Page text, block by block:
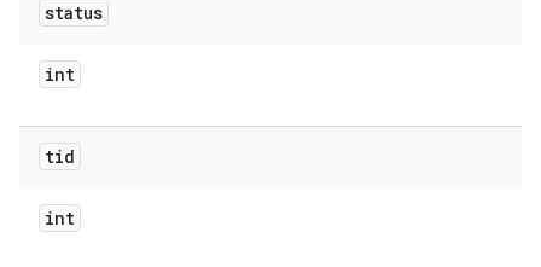
status
int
tid
int